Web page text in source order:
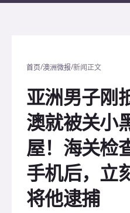
首页/澳洲微报/新闻正文
亚洲男子刚
澳就被关小
屋！海关检
手机后，立
将他逮捕